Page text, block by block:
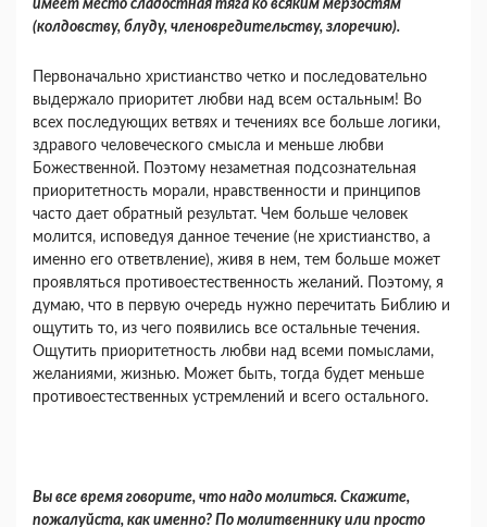
имеет место сладостная тяга ко всяким мерзостям
(колдовству, блуду, членовреди­тельству, злоречию).
Первоначально христианство четко и после­довательно
выдержало приоритет любви над всем остальным! Во
всех последующих ветвях и тече­ниях все больше логики,
здравого человеческого смысла и меньше любви
Божественной. Поэтому незаметная подсознательная
приоритетность мора­ли, нравственности и принципов
часто дает обрат­ный результат. Чем больше человек
молится, ис­поведуя данное течение (не христианство, а
имен­но его ответвление), живя в нем, тем больше может
проявляться противоестественность жела­ний. Поэтому, я
думаю, что в первую очередь нужно перечитать Библию и
ощутить то, из чего появились все остальные течения.
Ощутить прио­ритетность любви над всеми помыслами,
желания­ми, жизнью. Может быть, тогда будет меньше
противоестественных устремлений и всего осталь­ного.
Вы все время говорите, что надо молиться. Скажите,
пожалуйста, как именно? По молитвен­нику или просто